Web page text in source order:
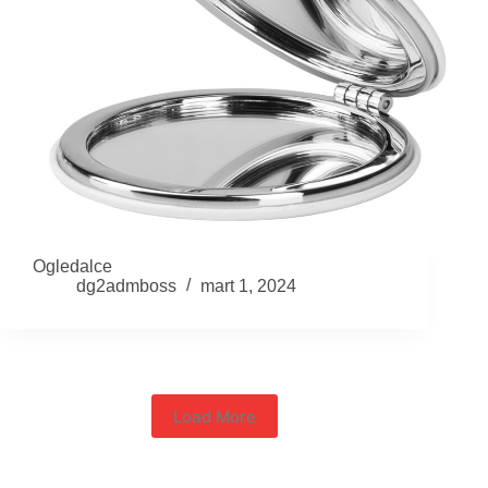
Ogledalce
dg2admboss
mart 1, 2024
Load More